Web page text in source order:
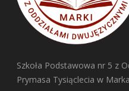
Szkoła Podstawowa nr 5 z
Prymasa Tysiąclecia w